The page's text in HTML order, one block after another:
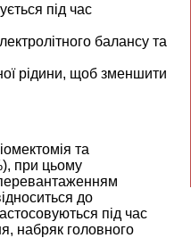
під час
балансу та
рідини, щоб зменшити
та
при цьому
до
під час
набряк головного